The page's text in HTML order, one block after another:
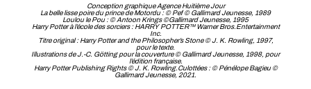
Conception graphique Agence Huitième Jour
La belle lisse poire du prince de Motordu : © Pef © Gallimard Jeunesse, 1989
Loulou le Pou : © Antoon Krings ©Gallimard Jeunesse, 1995
Harry Potter à l’école des sorciers : HARRY POTTER™ Warner Bros.Entertainment
Inc.
Titre original : Harry Potter and the Philosopher’s Stone © J. K. Rowling, 1997,
pour le texte.
Illustrations de J.-C. Götting pour la couverture © Gallimard Jeunesse, 1998, pour
l’édition française.
Harry Potter Publishing Rights © J. K. Rowling.Culottées : © Pénélope Bagieu ©
Gallimard Jeunesse, 2021.